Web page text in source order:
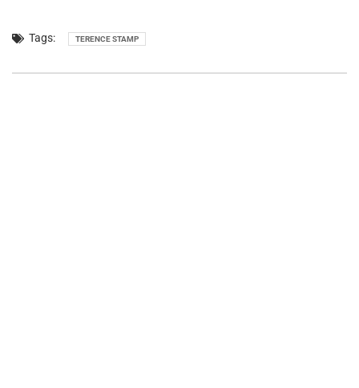
Tags: TERENCE STAMP